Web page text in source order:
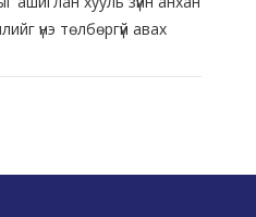
үнэ төлбөргүй авах